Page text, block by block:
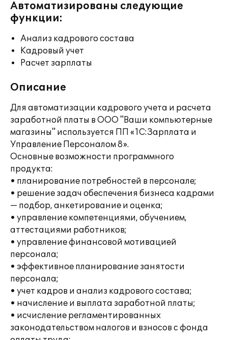
Автоматизированы следующие
функции:
Анализ кадрового состава
Кадровый учет
Расчет зарплаты
Описание
Для автоматизации кадрового учета и расчета
заработной платы в ООО "Ваши компьютерные
магазины" используется ПП «1С:Зарплата и
Управление Персоналом 8».
Основные возможности программного
продукта:
• планирование потребностей в персонале;
• решение задач обеспечения бизнеса кадрами
— подбор, анкетирование и оценка;
• управление компетенциями, обучением,
аттестациями работников;
• управление финансовой мотивацией
персонала;
• эффективное планирование занятости
персонала;
• учет кадров и анализ кадрового состава;
• начисление и выплата заработной платы;
• исчисление регламентированных
законодательством налогов и взносов с фонда